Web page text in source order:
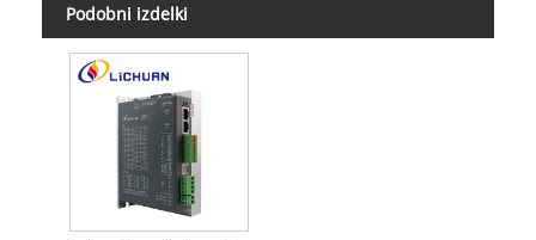
Podobni izdelki